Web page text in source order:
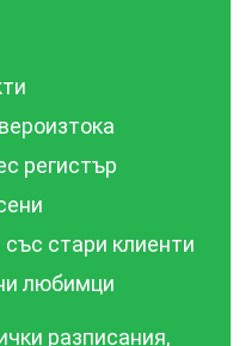
регистър
стари клиенти
любимци
разписания,